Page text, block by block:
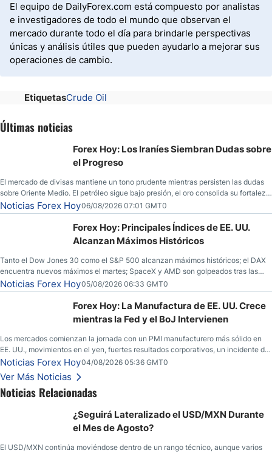
El equipo de DailyForex.com está compuesto por analistas
e investigadores de todo el mundo que observan el
mercado durante todo el día para brindarle perspectivas
únicas y análisis útiles que pueden ayudarlo a mejorar sus
operaciones de cambio.
EtiquetasCrude Oil
Últimas noticias
Forex Hoy: Los Iraníes Siembran Dudas sobre
el Progreso
El mercado de divisas mantiene un tono prudente mientras persisten las dudas
sobre Oriente Medio. El petróleo sigue bajo presión, el oro consolida su fortaleza
y los operadores esperan nuevas referencias económicas desde Estados
Unidos.
Noticias Forex Hoy06/08/2026 07:01 GMT0
Forex Hoy: Principales Índices de EE. UU.
Alcanzan Máximos Históricos
Tanto el Dow Jones 30 como el S&P 500 alcanzan máximos históricos; el DAX
encuentra nuevos máximos el martes; SpaceX y AMD son golpeados tras las
llamadas de ganancias; el petróleo crudo cae por debajo de los $80 con nuevas
esperanzas; el dólar estadounidense continúa intentando estabilizarse frente al
yen; el peso mexicano ve un repunte a medida que las tasas caen en EE. UU.
Noticias Forex Hoy05/08/2026 06:33 GMT0
Forex Hoy: La Manufactura de EE. UU. Crece
mientras la Fed y el BoJ Intervienen
Los mercados comienzan la jornada con un PMI manufacturero más sólido en
EE. UU., movimientos en el yen, fuertes resultados corporativos, un incidente de
seguridad en Bitcoin y nuevas señales desde el mercado del petróleo.
Noticias Forex Hoy04/08/2026 05:36 GMT0
Ver Más Noticias
Noticias Relacionadas
¿Seguirá Lateralizado el USD/MXN Durante
el Mes de Agosto?
El USD/MXN continúa moviéndose dentro de un rango técnico, aunque varios